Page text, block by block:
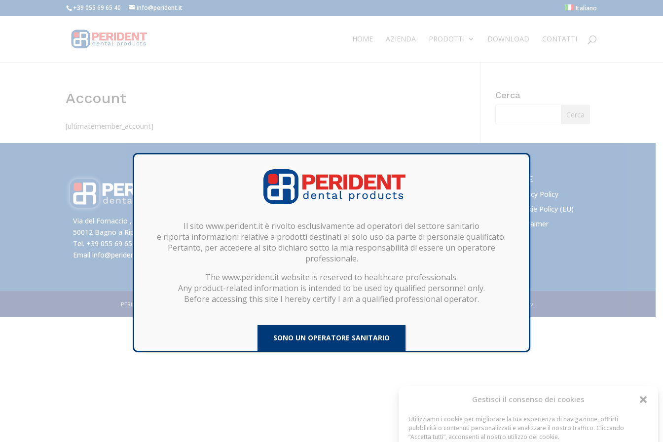
Gestisci il consenso dei cookies
Utilizziamo i cookie per migliorare la tua esperienza di navigazione, offrirti
pubblicità o contenuti personalizzati e analizzare il nostro traffico. Cliccando
“Accetta tutti”, acconsenti al nostro utilizzo dei cookie.
+39 055 69 65 40 info@perident.it Italiano
HOME AZIENDA PRODOTTI DOWNLOAD CONTATTI
Account
[ultimatemember_account]
Cerca
Via del Fornaccio , 46/F – loc. Vallina
50012 Bagno a Ripoli FIRENZE – Italy
Tel. +39 055 69 65 40
Email info@perident.it
MENU
Prodotti
Download
Contatti
NOTE
Privacy Policy
Cookie Policy (EU)
Disclaimer
PERIDENT DENTAL PRODUCTS s.r.l. Unipersonale - P.IVA/CF/Registro Imprese di Firenze 04932910484 - R.E.A. di Firenze 503856 – Capitale Sociale € 10.400,00 i.v.
Il sito www.perident.it è rivolto esclusivamente ad operatori del settore sanitario
e riporta informazioni relative a prodotti destinati al solo uso da parte di personale qualificato.
Pertanto, per accedere al sito dichiaro sotto la mia responsabilità di essere un operatore
professionale.
The www.perident.it website is reserved to healthcare professionals.
Any product-related information is intended to be used by qualified personnel only.
Before accessing this site I hereby certify I am a qualified professional operator.
SONO UN OPERATORE SANITARIO